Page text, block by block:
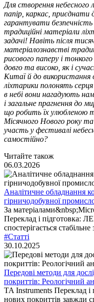
Для створення небесного
папір, каркас,
гарантувати
традиційні матеріали
задачі! Навіть після
матеріалознавстві
рисового паперу і
довго та високо, як і
Китаї й до використання
ліхтарики полонять
в небі вони нагадують
і загальне прагнення до
що робить їх улюбленою
Місячного Нового року
участь у фестивалі
самостійно?
Читайте також
06.03.2026
Аналітичне обладнання
гірничодобувної
За
Переклад і підготовка:
спостерігається
#Статті
30.10.2025
Передові методи для
покриттів: Реологічний
TA Instruments Переклад
нових покриттів завжди